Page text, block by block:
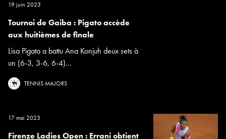
19 juin 2023
Tournoi de Gaiba : Pigato accède
aux huitièmes de finale
Lisa Pigato a battu Ana Konjuh deux sets à
un (6-3, 3-6, 6-4)...
TENNIS MAJORS
17 mai 2023
Firenze Ladies Open : Errani obtient